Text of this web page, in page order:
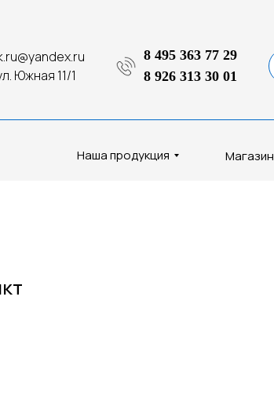
Южная 11/1
8 495 363 77 29
8 926 313 30 01
Наша продукция Магазин